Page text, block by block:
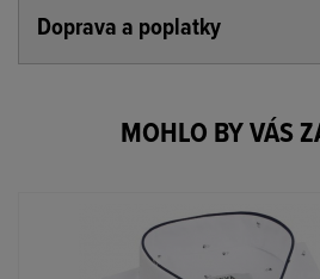
Doprava a poplatky
MOHLO BY VÁS